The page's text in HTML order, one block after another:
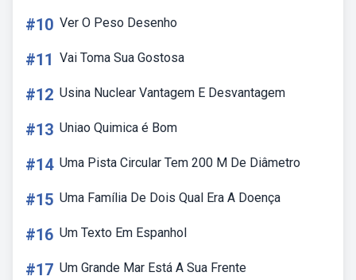
#10 Ver O Peso Desenho
#11 Vai Toma Sua Gostosa
#12 Usina Nuclear Vantagem E Desvantagem
#13 Uniao Quimica é Bom
#14 Uma Pista Circular Tem 200 M De Diâmetro
#15 Uma Família De Dois Qual Era A Doença
#16 Um Texto Em Espanhol
#17 Um Grande Mar Está A Sua Frente